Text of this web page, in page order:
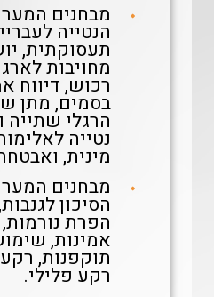
מבחנים
הנטייה
תעסוקתית,
מחויבות
רכוש, דיווח
בסמים, מתן
הרגלי שתייה
נטייה
מינית,
מבחנים
הסיכון
הפרת
אמינות,
תוקפנות,
רקע פלילי.